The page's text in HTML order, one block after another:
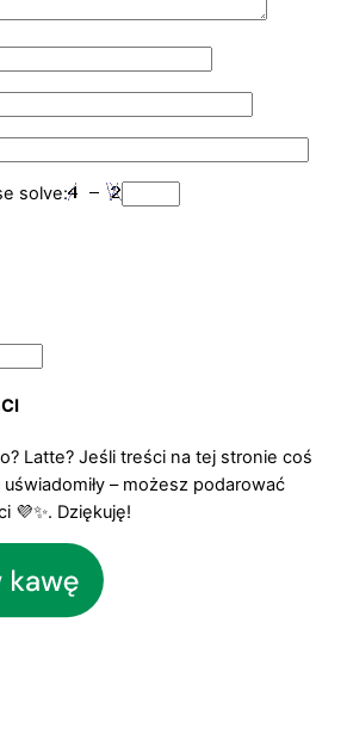
solve:
Latte? Jeśli treści na tej stronie coś
– możesz podarować
💜✨. Dziękuję!